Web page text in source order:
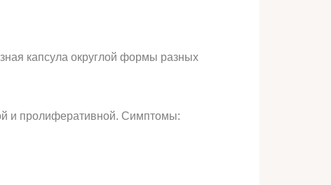
капсула округлой формы разных
и пролиферативной. Симптомы: